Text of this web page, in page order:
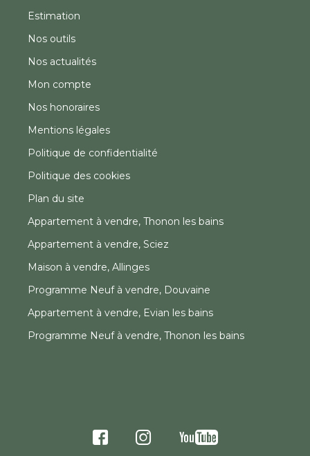
Estimation
Nos outils
Nos actualités
Mon compte
Nos honoraires
Mentions légales
Politique de confidentialité
Politique des cookies
Plan du site
Appartement à vendre, Thonon les bains
Appartement à vendre, Sciez
Maison à vendre, Allinges
Programme Neuf à vendre, Douvaine
Appartement à vendre, Evian les bains
Programme Neuf à vendre, Thonon les bains